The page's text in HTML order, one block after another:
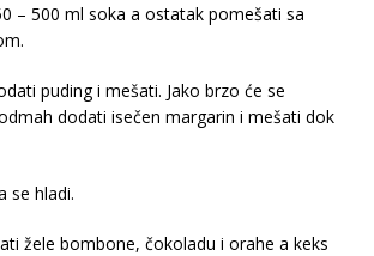
– 500 ml soka a ostatak pomešati sa
puding i mešati. Jako brzo će se
dodati isečen margarin i mešati dok
se hladi.
žele bombone, čokoladu i orahe a keks